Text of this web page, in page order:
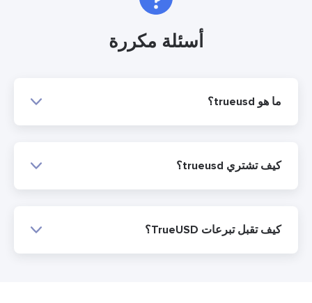
أسئلة مكررة
ما هو trueusd؟
كيف تشتري trueusd؟
كيف تقبل تبرعات TrueUSD؟